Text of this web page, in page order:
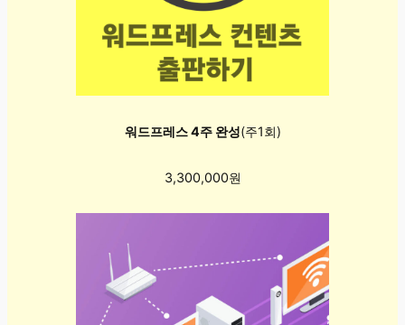
워드프레스 4주 완성(주1회)
3,300,000원